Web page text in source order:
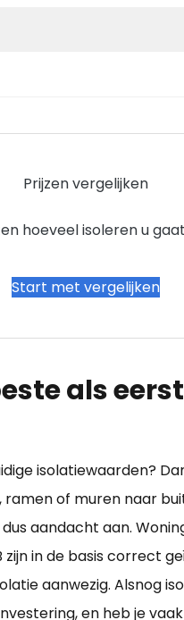
Prijzen vergelijken
hoeveel isoleren u
Start met vergelijken
als
isolatiewaarden?
of muren naar
aandacht aan.
in de basis correct
aanwezig. Alsnog
en heb je